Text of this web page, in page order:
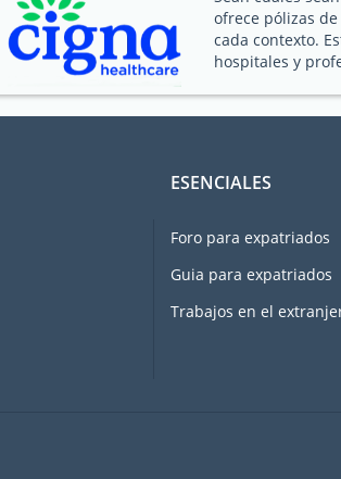
ofrece pólizas
cada contexto.
hospitales y
ESENCIALES
Foro para expatriados
Guia para expatriados
Trabajos en el